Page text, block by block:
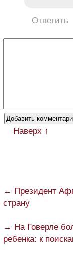
Ответить
Наверх ↑
← Президент
страну
→ На Говерле
ребенка: к